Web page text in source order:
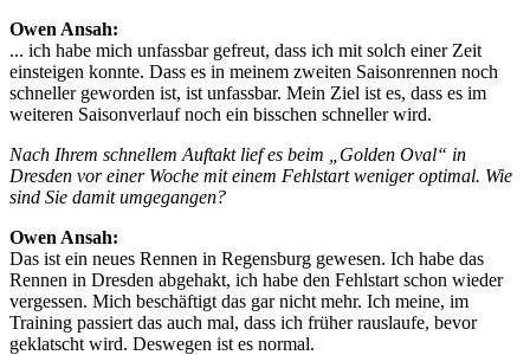
Owen Ansah:
... ich habe mich unfassbar gefreut, dass ich mit solch einer Zeit
einsteigen konnte. Dass es in meinem zweiten Saisonrennen noch
schneller geworden ist, ist unfassbar. Mein Ziel ist es, dass es im
weiteren Saisonverlauf noch ein bisschen schneller wird.
Nach Ihrem schnellem Auftakt lief es beim „Golden Oval“ in
Dresden vor einer Woche mit einem Fehlstart weniger optimal. Wie
sind Sie damit umgegangen?
Owen Ansah:
Das ist ein neues Rennen in Regensburg gewesen. Ich habe das
Rennen in Dresden abgehakt, ich habe den Fehlstart schon wieder
vergessen. Mich beschäftigt das gar nicht mehr. Ich meine, im
Training passiert das auch mal, dass ich früher rauslaufe, bevor
geklatscht wird. Deswegen ist es normal.